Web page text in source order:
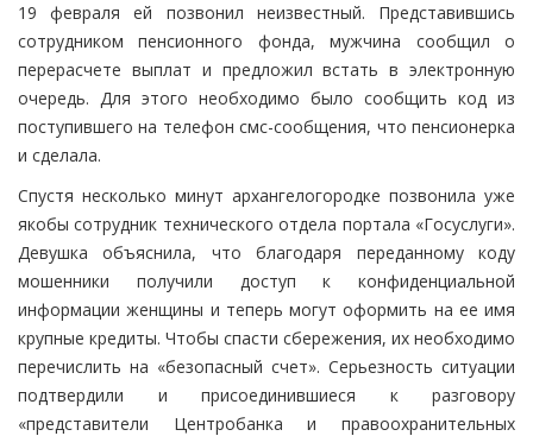
19 февраля ей позвонил неизвестный. Представившись
сотрудником пенсионного фонда, мужчина сообщил о
перерасчете выплат и предложил встать в электронную
очередь. Для этого необходимо было сообщить код из
поступившего на телефон смс-сообщения, что пенсионерка
и сделала.
Спустя несколько минут архангелогородке позвонила уже
якобы сотрудник технического отдела портала «Госуслуги».
Девушка объяснила, что благодаря переданному коду
мошенники получили доступ к конфиденциальной
информации женщины и теперь могут оформить на ее имя
крупные кредиты. Чтобы спасти сбережения, их необходимо
перечислить на «безопасный счет». Серьезность ситуации
подтвердили и присоединившиеся к разговору
«представители Центробанка и правоохранительных